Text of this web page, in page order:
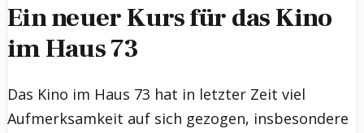
Ein neuer Kurs für das Kino
im Haus 73
Das Kino im Haus 73 hat in letzter Zeit viel
Aufmerksamkeit auf sich gezogen, insbesondere